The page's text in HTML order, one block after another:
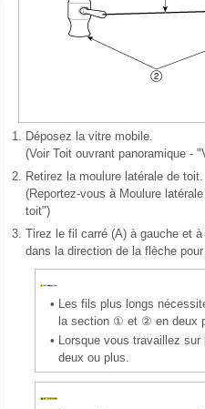
1. Déposez la vitre mobile.
(Voir Toit ouvrant panoramique -
2. Retirez la moulure latérale de toit.
(Reportez-vous à Moulure
toit")
3. Tirez le fil carré (A) à gauche et
dans la direction de la flèche
• Les fils plus longs
la section ① et ② en deux
• Lorsque vous travaillez
deux ou plus.